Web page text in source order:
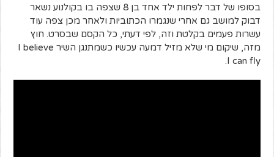
בסופו של דבר לפחות ילד אחד בן 8 שצפה בו בקולנוע נשאר
דבוק למושב גם אחרי שנגמרו הכתוביות ולאחר מכן צפה עוד
עשרות פעמים בקלטת וזה, לפי דעתי, כל הקסם שבסרט. חוץ
מזה, שיקום מי שלא מזיל דמעה עכשיו כשמתנגן השיר I believe
I can fly.